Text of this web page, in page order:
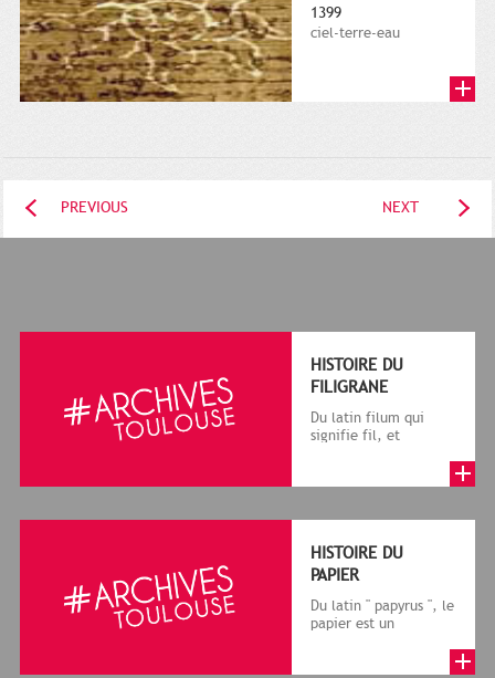
1399
ciel-terre-eau
PREVIOUS NEXT
HISTOIRE DU
FILIGRANE
Du latin filum qui
signifie fil, et
le cadre de la f...
HISTOIRE DU
PAPIER
Du latin " papyrus ", le
papier est un